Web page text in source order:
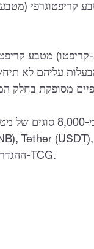
קריפטוגרפי (מטבע
ההגדרה שסופקה על ידי ה-TCG.